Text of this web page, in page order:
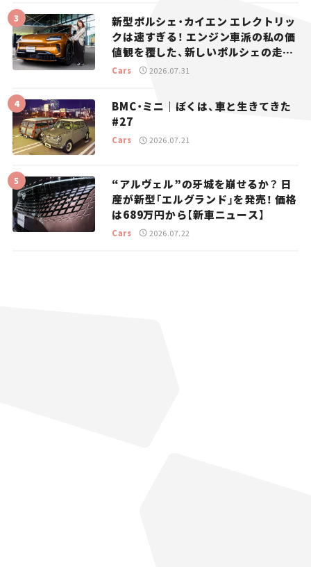
新型ポルシェ・カイエン エレクトリッ
クは速すぎる！ エンジン車派の私の価
値観を覆した、新しいポルシェの走
り。
Cars 2026.07.31
BMC・ミニ｜ぼくは、車と生きてきた
#27
Cars 2026.07.21
“アルヴェル”の牙城を崩せるか？ 日
産が新型「エルグランド」を発売！ 価格
は689万円から【新車ニュース】
Cars 2026.07.22